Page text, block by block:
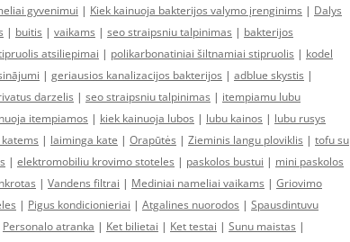
gyvenimui | Kiek kainuoja bakterijos valymo įrenginims | Dalys
| buitis | vaikams | seo straipsniu talpinimas | bakterijos
atsiliepimai | polikarbonatiniai šiltnamiai stipruolis | kodel
| geriausios kanalizacijos bakterijos | adblue skystis |
darzelis | seo straipsniu talpinimas | itempiamu lubu
itempiamos | kiek kainuoja lubos | lubu kainos | lubu rusys
| laiminga kate | Orapūtės | Zieminis langu ploviklis | tofu su
| elektromobiliu krovimo stoteles | paskolos bustui | mini paskolos
| Vandens filtrai | Mediniai nameliai vaikams | Griovimo
| Pigus kondicionieriai | Atgalines nuorodos | Spausdintuvu
Personalo atranka | Ket bilietai | Ket testai | Sunu maistas |